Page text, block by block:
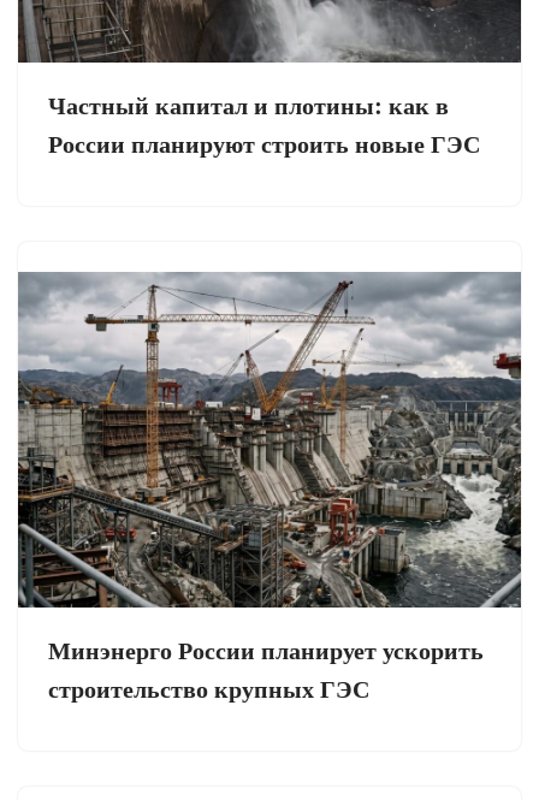
Частный капитал и плотины: как в
России планируют строить новые ГЭС
Минэнерго России планирует ускорить
строительство крупных ГЭС